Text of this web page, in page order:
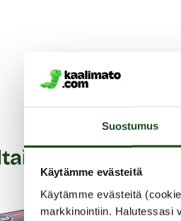
Suostumus
Käytämme evästeitä
Käytämme evästeitä
markkinointiin. Halutessasi
tuotteita